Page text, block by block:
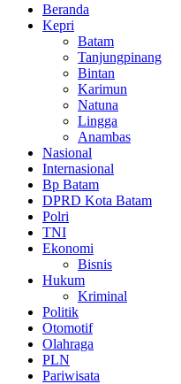
Beranda
Kepri
Batam
Tanjungpinang
Bintan
Karimun
Natuna
Lingga
Anambas
Nasional
Internasional
Bp Batam
DPRD Kota Batam
Polri
TNI
Ekonomi
Bisnis
Hukum
Kriminal
Politik
Otomotif
Olahraga
PLN
Pariwisata